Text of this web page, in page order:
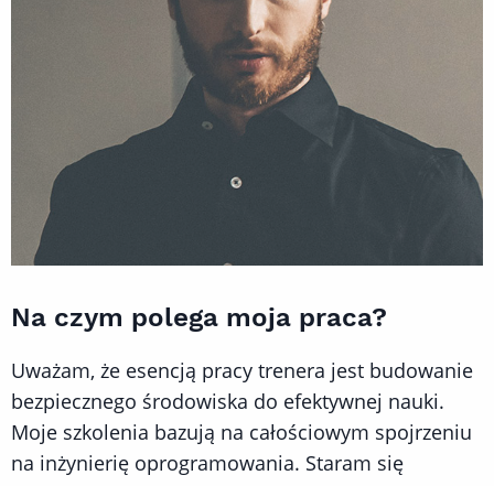
Na czym polega moja praca?
Uważam, że esencją pracy trenera jest budowanie
bezpiecznego środowiska do efektywnej nauki.
Moje szkolenia bazują na całościowym spojrzeniu
na inżynierię oprogramowania. Staram się